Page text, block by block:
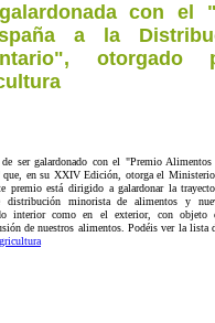
con el
a la
ser galardonado con el "Premio
en su XXIV Edición, otorga el
premio está dirigido a galardonar la
distribución minorista de alimentos y
interior como en el exterior, con objeto
de nuestros alimentos. Podéis ver la lista